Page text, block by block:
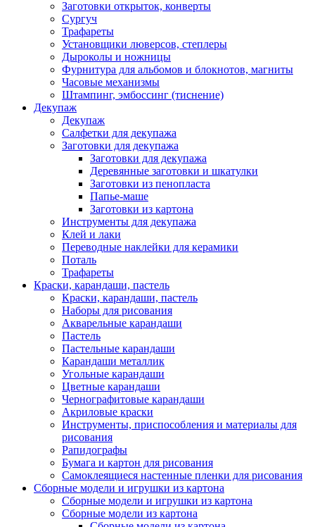
Заготовки открыток, конверты
Сургуч
Трафареты
Установщики люверсов, степлеры
Дыроколы и ножницы
Фурнитура для альбомов и блокнотов, магниты
Часовые механизмы
Штампинг, эмбоссинг (тиснение)
Декупаж
Декупаж
Салфетки для декупажа
Заготовки для декупажа
Заготовки для декупажа
Деревянные заготовки и шкатулки
Заготовки из пенопласта
Папье-маше
Заготовки из картона
Инструменты для декупажа
Клей и лаки
Переводные наклейки для керамики
Поталь
Трафареты
Краски, карандаши, пастель
Краски, карандаши, пастель
Наборы для рисования
Акварельные карандаши
Пастель
Пастельные карандаши
Карандаши металлик
Угольные карандаши
Цветные карандаши
Чернографитовые карандаши
Акриловые краски
Инструменты, приспособления и материалы для
рисования
Рапидографы
Бумага и картон для рисования
Самоклеящиеся настенные пленки для рисования
Сборные модели и игрушки из картона
Сборные модели и игрушки из картона
Сборные модели из картона